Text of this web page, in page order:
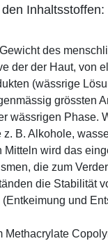
Inhaltsstoffen:
des
der der Haut, von
(wässrige
grössten
wässrigen Phase.
B. Alkohole,
wird das
die zum
die Stabilität
und
Methacrylate